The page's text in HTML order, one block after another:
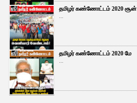
தமிழர் கண்ணோட்டம் 2020 சூன்
...
தமிழர் கண்ணோட்டம் 2020 மே
...